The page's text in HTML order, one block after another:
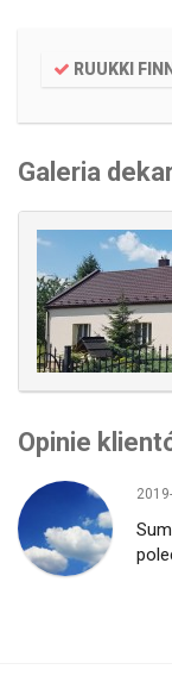
RUUKKI
Galeria
Opinie